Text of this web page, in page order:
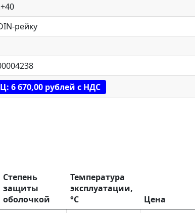
рейку
6 670,00 рублей с НДС
Степень
защиты
оболочкой
Температура
эксплуатации,
°С
Цена